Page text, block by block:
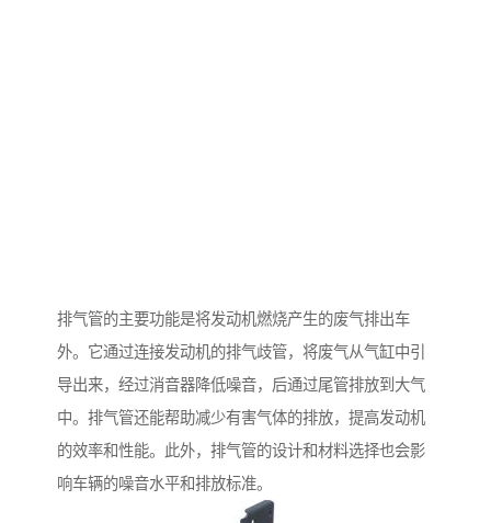
排气管的主要功能是将发动机燃烧产生的废气排出车
外。它通过连接发动机的排气歧管，将废气从气缸中引
导出来，经过消音器降低噪音，后通过尾管排放到大气
中。排气管还能帮助减少有害气体的排放，提高发动机
的效率和性能。此外，排气管的设计和材料选择也会影
响车辆的噪音水平和排放标准。